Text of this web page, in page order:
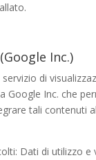
Inc.)
di
Google Inc. che
tali contenuti
Dati di utilizzo e